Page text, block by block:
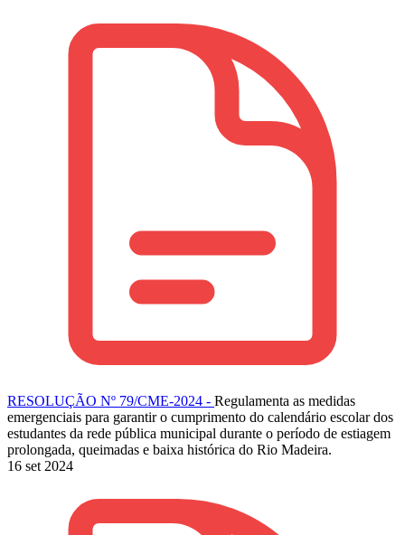
RESOLUÇÃO Nº 79/CME-2024 - Regulamenta as medidas
emergenciais para garantir o cumprimento do calendário escolar dos
estudantes da rede pública municipal durante o período de estiagem
prolongada, queimadas e baixa histórica do Rio Madeira.
16 set 2024